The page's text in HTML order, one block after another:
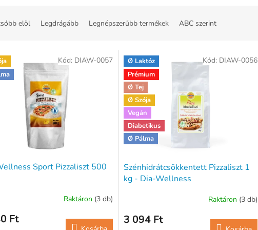
elöl Legdrágább Legnépszerűbb termékek ABC szerint
Sport Pizzaliszt 500
Raktáron (3 db)
Ft
Kód: DIAW-0057
Ø Laktóz
Prémium
Ø Tej
Ø Szója
Vegán
Diabetikus
Ø Pálma
Szénhidrátcsökkentett Pizzaliszt 1
kg - Dia-Wellness
Raktáron (3 db)
3 094 Ft
Kód: DIAW-0056